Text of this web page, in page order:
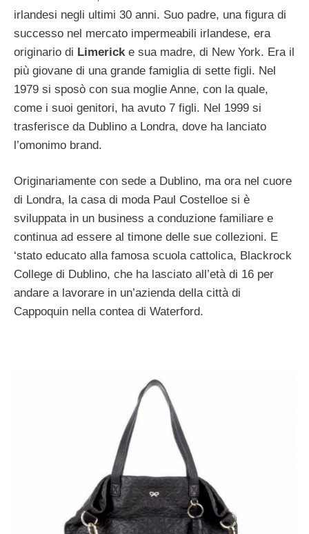
irlandesi negli ultimi 30 anni. Suo padre, una figura di
successo nel mercato impermeabili irlandese, era
originario di Limerick e sua madre, di New York. Era il
più giovane di una grande famiglia di sette figli. Nel
1979 si sposò con sua moglie Anne, con la quale,
come i suoi genitori, ha avuto 7 figli. Nel 1999 si
trasferisce da Dublino a Londra, dove ha lanciato
l’omonimo brand.
Originariamente con sede a Dublino, ma ora nel cuore
di Londra, la casa di moda Paul Costelloe si è
sviluppata in un business a conduzione familiare e
continua ad essere al timone delle sue collezioni. E
‘stato educato alla famosa scuola cattolica, Blackrock
College di Dublino, che ha lasciato all’età di 16 per
andare a lavorare in un’azienda della città di
Cappoquin nella contea di Waterford.